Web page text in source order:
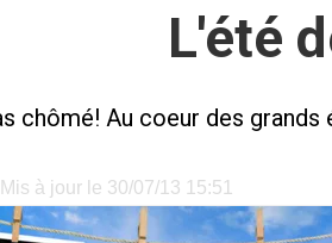
L'été
chômé! Au coeur des
à jour le 30/07/13 15:51